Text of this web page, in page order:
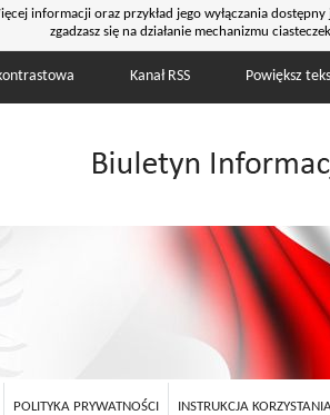
informacji oraz przykład jego wyłączania dostępny
zgadzasz się na działanie mechanizmu
Kanał RSS Powiększ
POLITYKA PRYWATNOŚCI INSTRUKCJA